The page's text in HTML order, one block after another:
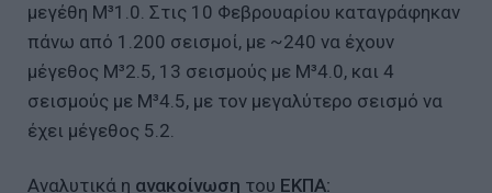
μεγέθη Μ³1.0. Στις 10 Φεβρουαρίου καταγράφηκαν
πάνω από 1.200 σεισμοί, με ~240 να έχουν
μέγεθος Μ³2.5, 13 σεισμούς με Μ³4.0, και 4
σεισμούς με Μ³4.5, με τον μεγαλύτερο σεισμό να
έχει μέγεθος 5.2.
Αναλυτικά η ανακοίνωση του ΕΚΠΑ: